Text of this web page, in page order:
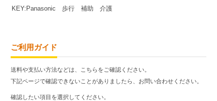
KEY:Panasonic 歩行 補助 介護
ご利用ガイド
送料や支払い方法などは、こちらをご確認ください。
下記ページで確認できないことがありましたら、お問い合わせください。
確認したい項目を選択してください。